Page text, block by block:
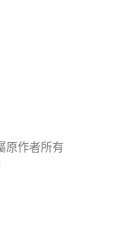
原作者所有